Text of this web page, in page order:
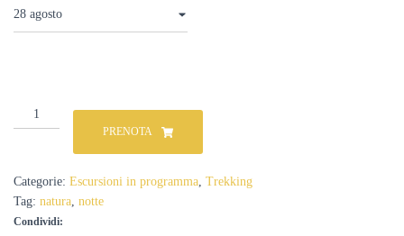
Trekking
notturno
del
Gargano
(Monte
Calvo)
PRENOTA
Categorie: Escursioni in programma, Trekking
Tag: natura, notte
Condividi: